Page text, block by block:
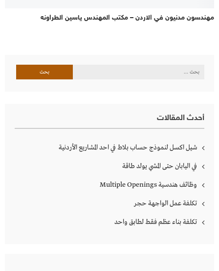
مهندسون مدنيون في الاردن – مكتب المهندس ياسين الطراونه
البحث
أحدث المقالات
شيل اكسل لنموذج حساب بلاط في احد المشاريع الأردنية
في اليابان حتى المشي يولد طاقة
وظائف هندسية Multiple Openings
تكلفة عمل الواجهة حجر
تكلفة بناء عظم فقط لطابق واحد